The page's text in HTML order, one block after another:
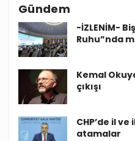
Gündem
-İZLENİM-
Ruhu”nda
Kemal
çıkışı
CHP’de il
atamalar